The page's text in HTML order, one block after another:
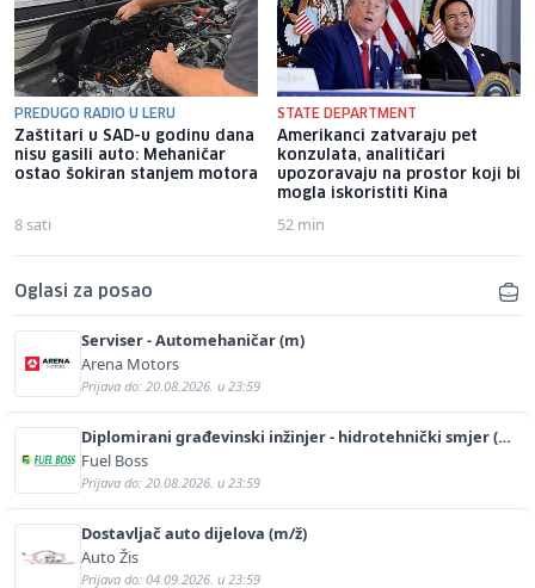
PREDUGO RADIO U LERU
Zaštitari u SAD-u godinu dana
nisu gasili auto: Mehaničar
ostao šokiran stanjem motora
8 sati
STATE DEPARTMENT
Amerikanci zatvaraju pet
konzulata, analitičari
upozoravaju na prostor koji bi
mogla iskoristiti Kina
52 min
Oglasi za posao
Serviser - Automehaničar (m)
Arena Motors
Prijava do: 20.08.2026. u 23:59
Diplomirani građevinski inžinjer - hidrotehnički smjer (m/
ž)
Fuel Boss
Prijava do: 20.08.2026. u 23:59
Dostavljač auto dijelova (m/ž)
Auto Žis
Prijava do: 04.09.2026. u 23:59